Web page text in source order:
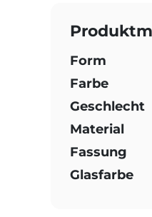
Form
Farbe
Geschlecht
Material
Fassung
Glasfarbe